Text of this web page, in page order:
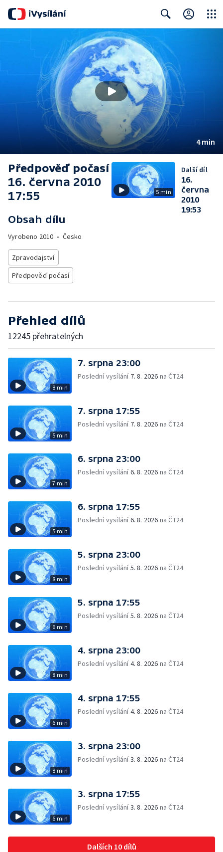
4 min
Předpověď počasí
16. června 2010
17:55
Obsah dílu
Vyrobeno 2010 • Česko
Zpravodajství
Předpověď počasí
5 min
Další díl
16.
června
2010
19:53
Přehled dílů
12245 přehratelných
8 min
7. srpna 23:00
Poslední vysílání 7. 8. 2026 na ČT24
5 min
7. srpna 17:55
Poslední vysílání 7. 8. 2026 na ČT24
7 min
6. srpna 23:00
Poslední vysílání6. 8. 2026 na ČT24
5 min
6. srpna 17:55
Poslední vysílání6. 8. 2026 na ČT24
8 min
5. srpna 23:00
Poslední vysílání5. 8. 2026 na ČT24
6 min
5. srpna 17:55
Poslední vysílání5. 8. 2026 na ČT24
8 min
4. srpna 23:00
Poslední vysílání4. 8. 2026 na ČT24
6 min
4. srpna 17:55
Poslední vysílání4. 8. 2026 na ČT24
8 min
3. srpna 23:00
Poslední vysílání3. 8. 2026 na ČT24
6 min
3. srpna 17:55
Poslední vysílání3. 8. 2026 na ČT24
Dalších 10 dílů